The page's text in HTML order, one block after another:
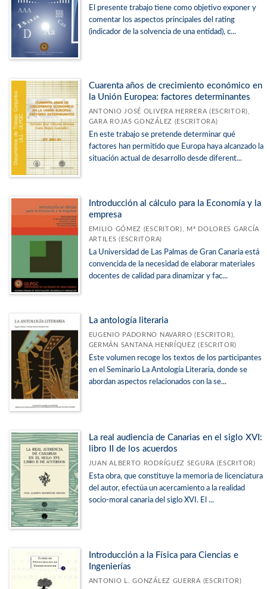
El presente trabajo tiene como objetivo exponer y
comentar los aspectos principales del rating
(indicador de la solvencia de una entidad), c...
Cuarenta años de crecimiento económico en
la Unión Europea: factores determinantes
ANTONIO JOSÉ OLIVERA HERRERA (ESCRITOR),
GARA ROJAS GONZÁLEZ (ESCRITORA)
En este trabajo se pretende determinar qué
factores han permitido que Europa haya alcanzado la
situación actual de desarrollo desde diferent...
Introducción al cálculo para la Economía y la
empresa
EMILIO GÓMEZ (ESCRITOR), Mª DOLORES GARCÍA
ARTILES (ESCRITORA)
La Universidad de Las Palmas de Gran Canaria está
convencida de la necesidad de elaborar materiales
docentes de calidad para dinamizar y fac...
La antología literaria
EUGENIO PADORNO NAVARRO (ESCRITOR),
GERMÁN SANTANA HENRÍQUEZ (ESCRITOR)
Este volumen recoge los textos de los participantes
en el Seminario La Antología Literaria, donde se
abordan aspectos relacionados con la se...
La real audiencia de Canarias en el siglo XVI:
libro II de los acuerdos
JUAN ALBERTO RODRÍGUEZ SEGURA (ESCRITOR)
Esta obra, que constituye la memoria de licenciatura
del autor, efectúa un acercamiento a la realidad
socio-moral canaria del siglo XVI. El ...
Introducción a la Física para Ciencias e
Ingenierías
ANTONIO L. GONZÁLEZ GUERRA (ESCRITOR)